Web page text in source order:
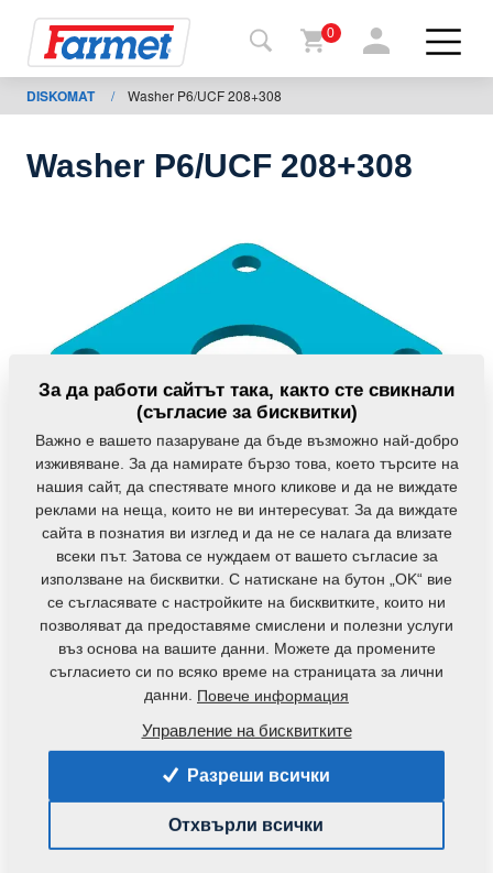
мавини
изтегляния
0
DISKOMAT / Washer P6/UCF 208+308
Washer P6/UCF 208+308
Код на продукта: 4007766
Частта може да се използва при следните
0,6740 Кг
За да работи сайтът така, както сте свикнали
(съгласие за бисквитки)
Важно е вашето пазаруване да бъде възможно най-добро
изживяване. За да намирате бързо това, което търсите на
нашия сайт, да спестявате много кликове и да не виждате
реклами на неща, които не ви интересуват. За да виждате
сайта в познатия ви изглед и да не се налага да влизате
всеки път. Затова се нуждаем от вашето съгласие за
използване на бисквитки. С натискане на бутон „OK“ вие
се съгласявате с настройките на бисквитките, които ни
позволяват да предоставяме смислени и полезни услуги
въз основа на вашите данни. Можете да промените
съгласието си по всяко време на страницата за лични
данни. Повече информация
Управление на бисквитките
Разреши всички
Отхвърли всички